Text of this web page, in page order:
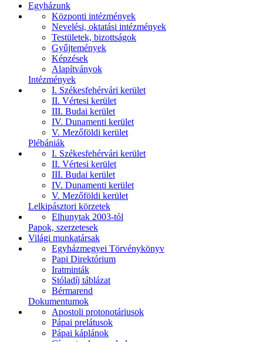
Egyházunk
Központi intézmények
Nevelési, oktatási intézmények
Testületek, bizottságok
Gyűjtemények
Képzések
Alapítványok
Intézmények
I. Székesfehérvári kerület
II. Vértesi kerület
III. Budai kerület
IV. Dunamenti kerület
V. Mezőföldi kerület
Plébániák
I. Székesfehérvári kerület
II. Vértesi kerület
III. Budai kerület
IV. Dunamenti kerület
V. Mezőföldi kerület
Lelkipásztori körzetek
Elhunytak 2003-tól
Papok, szerzetesek
Világi munkatársak
Egyházmegyei Törvénykönyv
Papi Direktórium
Iratminták
Stóladíj táblázat
Bérmarend
Dokumentumok
Apostoli protonotáriusok
Pápai prelátusok
Pápai káplánok